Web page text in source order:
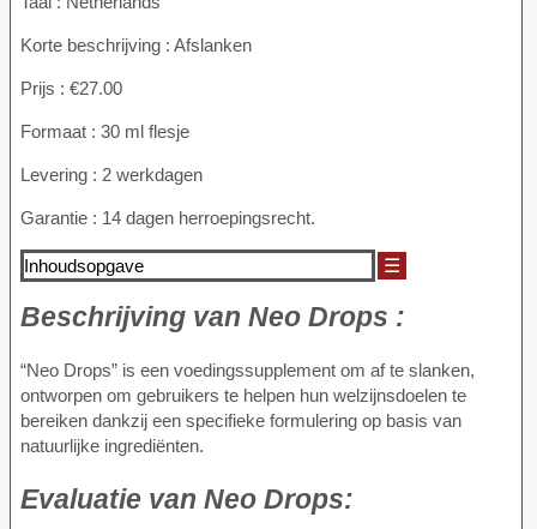
Korte beschrijving : Afslanken
Prijs : €27.00
Formaat : 30 ml flesje
Levering : 2 werkdagen
Garantie : 14 dagen herroepingsrecht.
Inhoudsopgave ☰
Beschrijving van Neo Drops :
“Neo Drops” is een voedingssupplement om af te slanken,
ontworpen om gebruikers te helpen hun welzijnsdoelen te
bereiken dankzij een specifieke formulering op basis van
natuurlijke ingrediënten.
Evaluatie van Neo Drops: